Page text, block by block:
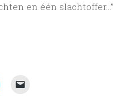
en één slachtoffer…”